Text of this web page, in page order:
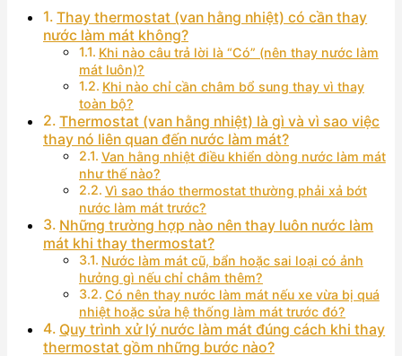
Thay thermostat (van hằng nhiệt) có cần thay
nước làm mát không?
Khi nào câu trả lời là “Có” (nên thay nước làm
mát luôn)?
Khi nào chỉ cần châm bổ sung thay vì thay
toàn bộ?
Thermostat (van hằng nhiệt) là gì và vì sao việc
thay nó liên quan đến nước làm mát?
Van hằng nhiệt điều khiển dòng nước làm mát
như thế nào?
Vì sao tháo thermostat thường phải xả bớt
nước làm mát trước?
Những trường hợp nào nên thay luôn nước làm
mát khi thay thermostat?
Nước làm mát cũ, bẩn hoặc sai loại có ảnh
hưởng gì nếu chỉ châm thêm?
Có nên thay nước làm mát nếu xe vừa bị quá
nhiệt hoặc sửa hệ thống làm mát trước đó?
Quy trình xử lý nước làm mát đúng cách khi thay
thermostat gồm những bước nào?